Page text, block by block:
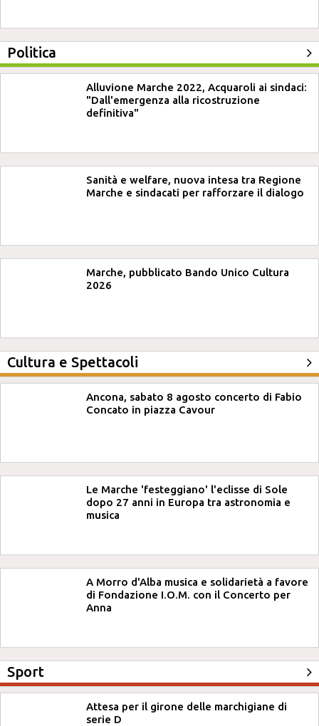
Politica
Alluvione Marche 2022, Acquaroli ai sindaci:
"Dall'emergenza alla ricostruzione
definitiva"
Sanità e welfare, nuova intesa tra Regione
Marche e sindacati per rafforzare il dialogo
Marche, pubblicato Bando Unico Cultura
2026
Cultura e Spettacoli
Ancona, sabato 8 agosto concerto di Fabio
Concato in piazza Cavour
Le Marche 'festeggiano' l'eclisse di Sole
dopo 27 anni in Europa tra astronomia e
musica
A Morro d'Alba musica e solidarietà a favore
di Fondazione I.O.M. con il Concerto per
Anna
Sport
Attesa per il girone delle marchigiane di
serie D